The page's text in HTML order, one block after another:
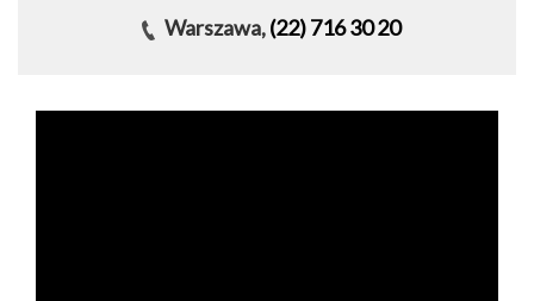
Warszawa,(22) 716 30 20